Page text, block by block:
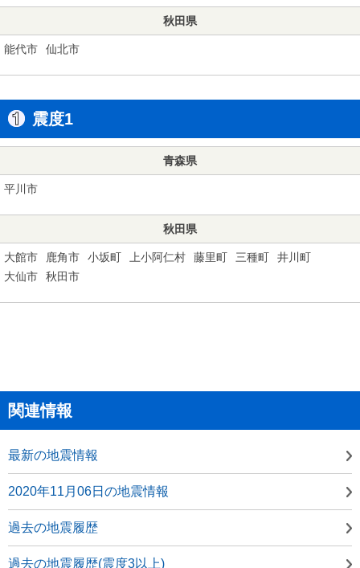
秋田県
能代市 仙北市
震度1
青森県
平川市
秋田県
大館市 鹿角市 小坂町 上小阿仁村 藤里町 三種町
井川町
大仙市
秋田市
関連情報
最新の地震情報
2020年11月06日の地震情報
過去の地震履歴
過去の地震履歴(震度3以上)